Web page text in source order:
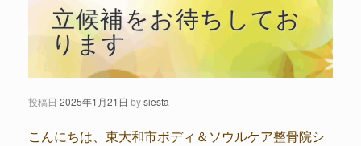
立候補をお待ちしてお
ります
投稿日 2025年1月21日 bysiesta
こんにちは、東大和市ボディ＆ソウルケア整骨院シ